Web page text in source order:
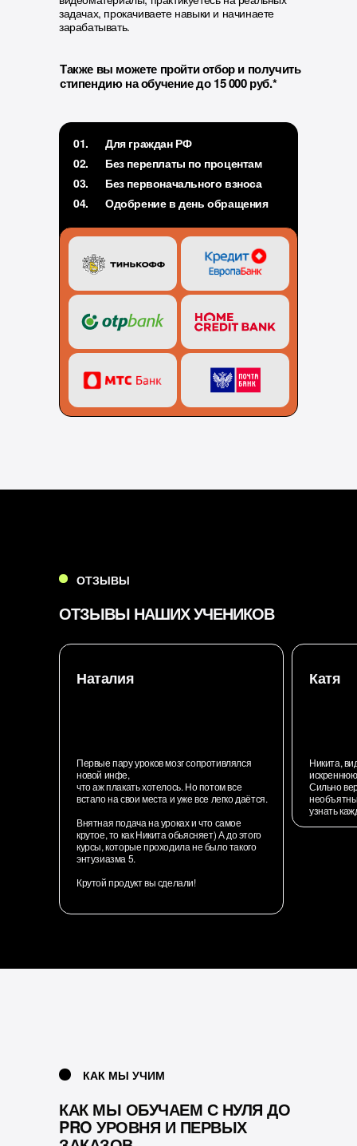
задачах, прокачиваете навыки и начинаете
зарабатывать.
Также вы можете пройти отбор и получить
стипендию на обучение до 15 000 руб.*
Для граждан РФ
Без переплаты по процентам
Без первоначального взноса
Одобрение в день обращения
01.
02.
03.
04.
ОТЗЫВЫ НАШИХ УЧЕНИКОВ
ОТЗЫВЫ
Наталия
Первые пару уроков мозг сопротивлялся
новой инфе,
что аж плакать хотелось. Но потом все
встало на свои места и уже все легко даётся.
Внятная подача на уроках и что самое
крутое, то как Никита обьясняет) А до этого
курсы, которые проходила не было такого
энтузиазма 5.
Крутой продукт вы сделали!
Катя
Никита,
Сильно
узнать
КАК МЫ УЧИМ
КАК МЫ ОБУЧАЕМ С НУЛЯ ДО
PRO УРОВНЯ И ПЕРВЫХ